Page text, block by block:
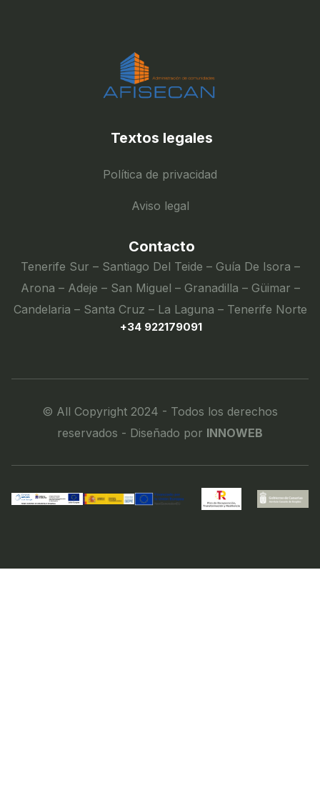
Textos legales
Política de privacidad
Aviso legal
Contacto
Tenerife Sur – Santiago Del Teide – Guía De Isora –
Arona – Adeje – San Miguel – Granadilla – Güimar –
Candelaria – Santa Cruz – La Laguna – Tenerife Norte
+34 922179091
© All Copyright 2024 - Todos los derechos
reservados - Diseñado por INNOWEB